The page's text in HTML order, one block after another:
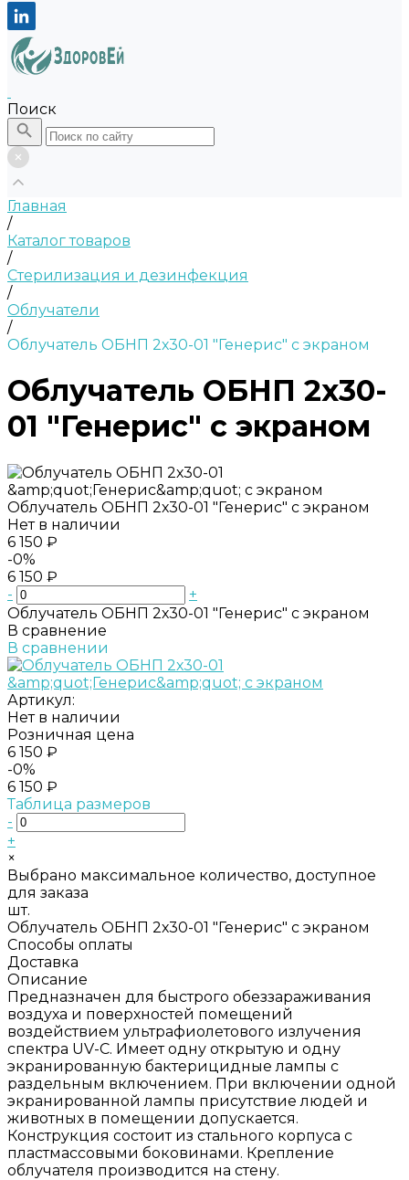
Поиск
Главная
/
Каталог товаров
/
Стерилизация и дезинфекция
/
Облучатели
/
Облучатель ОБНП 2х30-01 "Генерис" с экраном
Облучатель ОБНП 2х30-
01 "Генерис" с экраном
Облучатель ОБНП 2х30-01 "Генерис" с экраном
Нет в наличии
6 150 ₽
-0%
6 150 ₽
-
+
Облучатель ОБНП 2х30-01 "Генерис" с экраном
В сравнение
В сравнении
Артикул:
Нет в наличии
Розничная цена
6 150 ₽
-0%
6 150 ₽
Таблица размеров
-
+
×
Выбрано максимальное количество, доступное
для заказа
шт.
Облучатель ОБНП 2х30-01 "Генерис" с экраном
Способы оплаты
Доставка
Описание
Предназначен для быстрого обеззараживания
воздуха и поверхностей помещений
воздействием ультрафиолетового излучения
спектра UV-C. Имеет одну открытую и одну
экранированную бактерицидные лампы с
раздельным включением. При включении одной
экранированной лампы присутствие людей и
животных в помещении допускается.
Конструкция состоит из стального корпуса с
пластмассовыми боковинами. Крепление
облучателя производится на стену.